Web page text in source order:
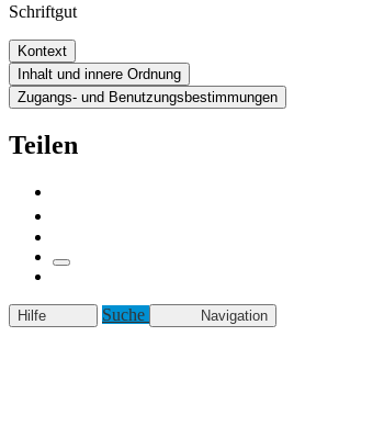
Schriftgut
Kontext
Inhalt und innere Ordnung
Zugangs- und Benutzungsbestimmungen
Teilen
Hilfe Suche Navigation